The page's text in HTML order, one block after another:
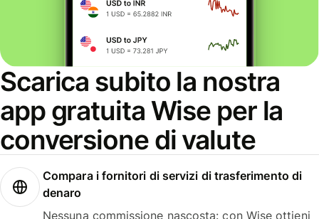
Scarica subito la nostra
app gratuita Wise per la
conversione di valute
Compara i fornitori di servizi di trasferimento di
denaro
Nessuna commissione nascosta: con Wise ottieni